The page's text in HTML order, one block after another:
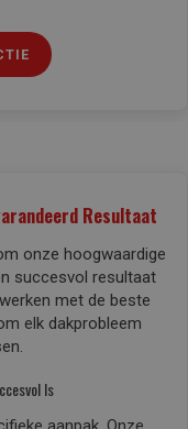
Resultaat
onze hoogwaardige
succesvol resultaat
met de beste
elk dakprobleem
Is